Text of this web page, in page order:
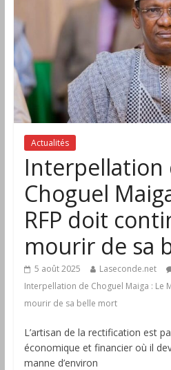
Actualités
Interpellation
Choguel
RFP doit
mourir de sa
5 août 2025 Laseconde.net
Interpellation de Choguel Maiga : Le
mourir de sa belle mort
L’artisan de la rectification est
économique et financier où il
manne d’environ